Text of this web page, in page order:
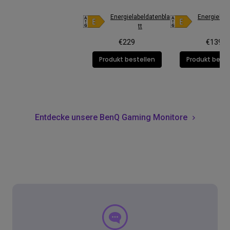
Energielabeldatenbla
tt
€229
Produkt bestellen
€139
Produkt
Entdecke unsere BenQ Gaming Monitore